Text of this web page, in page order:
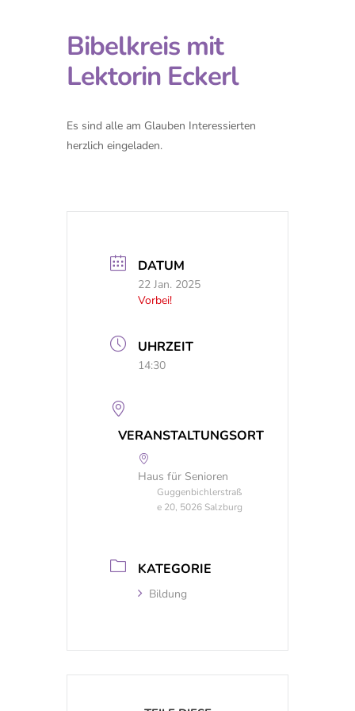
Bibelkreis mit
Lektorin Eckerl
Es sind alle am Glauben Interessierten
herzlich eingeladen.
DATUM
22 Jan. 2025
Vorbei!
UHRZEIT
14:30
VERANSTALTUNGSORT
Haus für Senioren
Guggenbichlerstraß
e 20, 5026 Salzburg
KATEGORIE
Bildung